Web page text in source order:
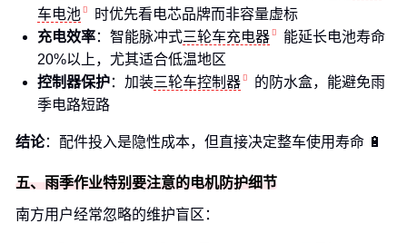
车电池
时优先看电芯品牌而非容量虚标
充电效率：智能脉冲式三轮车充电器
能延长电池寿命
20%以上，尤其适合低温地区
控制器保护：加装三轮车控制器
的防水盒，能避免雨
季电路短路
结论：配件投入是隐性成本，但直接决定整车使用寿命 🔋
五、雨季作业特别要注意的电机防护细节
南方用户经常忽略的维护盲区：